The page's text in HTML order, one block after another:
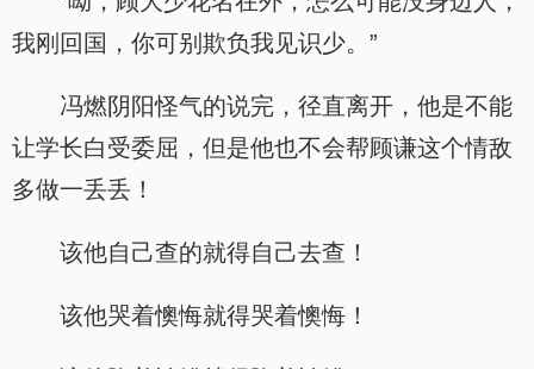
我刚回国，你可别欺负我见识少。”
冯燃阴阳怪气的说完，径直离开，他是不能
让学长白受委屈，但是他也不会帮顾谦这个情敌
多做一丢丢！
该他自己查的就得自己去查！
该他哭着懊悔就得哭着懊悔！